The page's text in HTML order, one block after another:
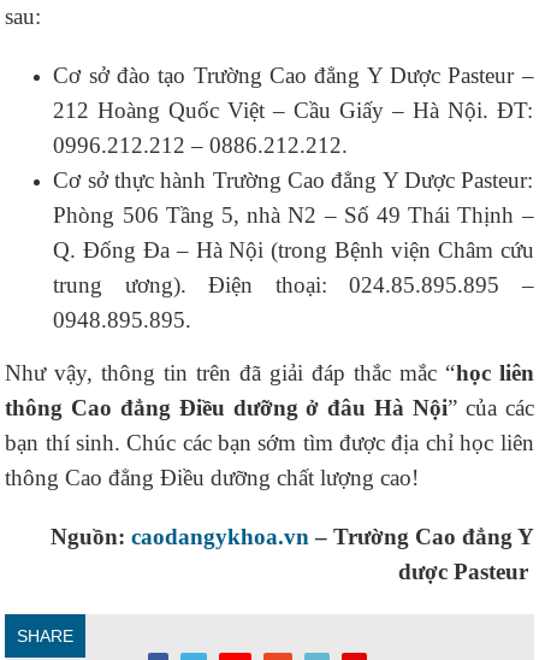
sau:
Cơ sở đào tạo Trường Cao đẳng Y Dược Pasteur –
212 Hoàng Quốc Việt – Cầu Giấy – Hà Nội. ĐT:
0996.212.212 – 0886.212.212.
Cơ sở thực hành Trường Cao đẳng Y Dược Pasteur:
Phòng 506 Tầng 5, nhà N2 – Số 49 Thái Thịnh –
Q. Đống Đa – Hà Nội (trong Bệnh viện Châm cứu
trung ương). Điện thoại: 024.85.895.895 –
0948.895.895.
Như vậy, thông tin trên đã giải đáp thắc mắc “học liên
thông Cao đẳng Điều dưỡng ở đâu Hà Nội” của các
bạn thí sinh. Chúc các bạn sớm tìm được địa chỉ học liên
thông Cao đẳng Điều dưỡng chất lượng cao!
Nguồn: caodangykhoa.vn– Trường Cao đẳng Y
dược Pasteur
SHARE